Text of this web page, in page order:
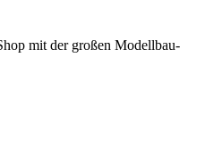
mit der großen Modellbau-